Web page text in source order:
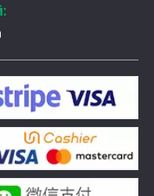
Jenbacher J624
газе,